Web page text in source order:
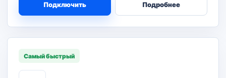
Подключить Подробнее
Самый быстрый